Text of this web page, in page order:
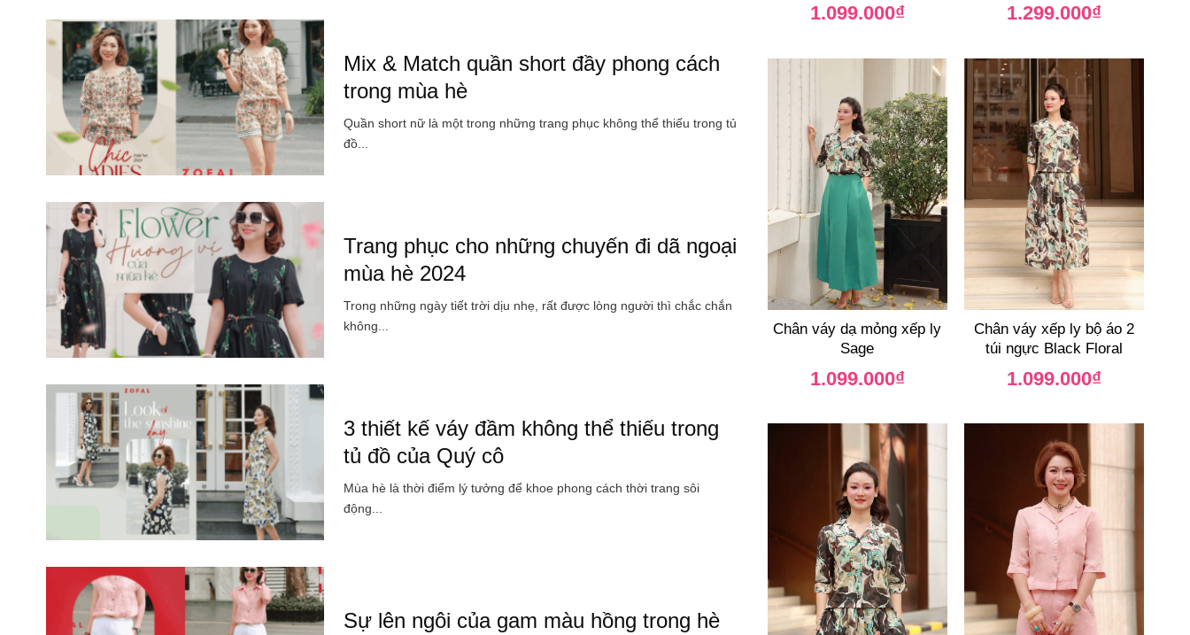
Mix & Match quần short đầy phong cách
trong mùa hè
Quần short nữ là một trong những trang phục không thể thiếu trong tủ
đồ...
Trang phục cho những chuyến đi dã ngoại
mùa hè 2024
Trong những ngày tiết trời dịu nhẹ, rất được lòng người thì chắc chắn
không...
3 thiết kế váy đầm không thể thiếu trong
tủ đồ của Quý cô
Mùa hè là thời điểm lý tưởng để khoe phong cách thời trang sôi
động...
Sự lên ngôi của gam màu hồng trong hè
1.099.000₫ 1.299.000₫
Chân váy dạ mỏng xếp ly
Sage
1.099.000₫
Chân váy xếp ly bộ áo 2
túi ngực Black Floral
1.099.000₫